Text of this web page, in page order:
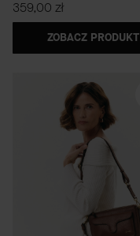
Cena
359,00 zł
ZOBACZ PRODUKT